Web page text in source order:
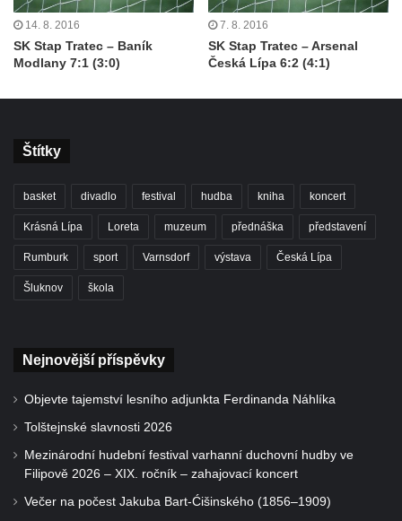
14. 8. 2016
SK Stap Tratec – Baník
Modlany 7:1 (3:0)
7. 8. 2016
SK Stap Tratec – Arsenal
Česká Lípa 6:2 (4:1)
Štítky
basket divadlo festival hudba kniha koncert
Krásná Lípa Loreta muzeum přednáška představení
Rumburk sport Varnsdorf výstava Česká Lípa
Šluknov škola
Nejnovější příspěvky
Objevte tajemství lesního adjunkta Ferdinanda Náhlíka
Tolštejnské slavnosti 2026
Mezinárodní hudební festival varhanní duchovní hudby ve
Filipově 2026 – XIX. ročník – zahajovací koncert
Večer na počest Jakuba Bart-Ćišinského (1856–1909)